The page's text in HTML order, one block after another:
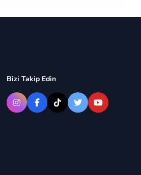
Bizi Takip Edin